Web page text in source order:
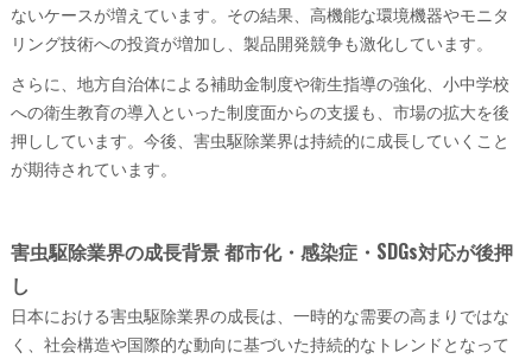
ないケースが増えています。その結果、高機能な環境機器やモニタ
リング技術への投資が増加し、製品開発競争も激化しています。
さらに、地方自治体による補助金制度や衛生指導の強化、小中学校
への衛生教育の導入といった制度面からの支援も、市場の拡大を後
押ししています。今後、害虫駆除業界は持続的に成長していくこと
が期待されています。
害虫駆除業界の成長背景 都市化・感染症・SDGs対応が後押
し
日本における害虫駆除業界の成長は、一時的な需要の高まりではな
く、社会構造や国際的な動向に基づいた持続的なトレンドとなって